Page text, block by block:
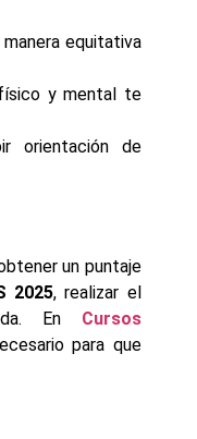
equitativa
y mental te
orientación de
un puntaje
2025, realizar el
En Cursos
para que